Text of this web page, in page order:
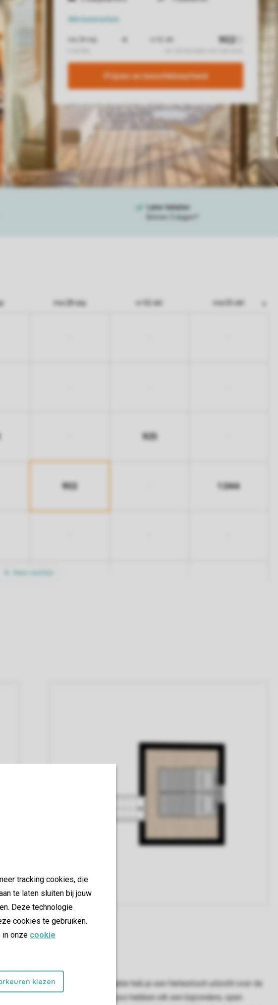
tracking cookies, die
te laten sluiten bij jouw
Deze technologie
cookies te gebruiken.
in onze cookie
kiezen
Alle kenmerken
Prijzen en beschikbaarheid
ma 28 sep vr 02 okt ma 05 okt
925
902 1.044
Vanuit je accommodatie heb je een fantastisch uitzicht over de
t/m 12 jaar. De Beach Houses hebben elk een bijzondere, open